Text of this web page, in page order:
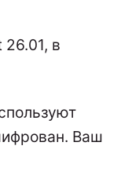
в
Ваш